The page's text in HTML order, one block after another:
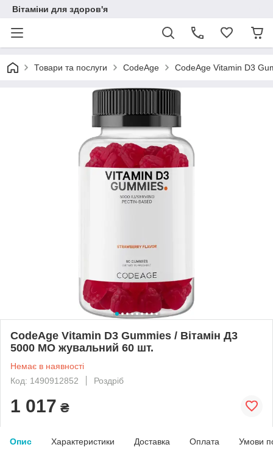
Вітаміни для здоров'я
Товари та послуги CodeAge CodeAge Vitamin D3
CodeAge Vitamin D3 Gummies / Вітамін Д3
5000 МО жувальний 60 шт.
Немає в наявності
Код: 1490912852
Роздріб
1 017 ₴
Опис Характеристики Доставка Оплата Умови